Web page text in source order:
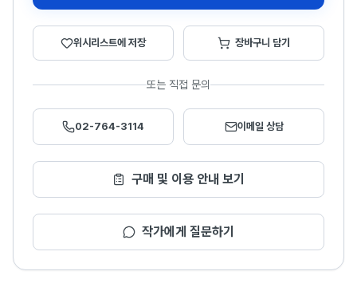
위시리스트에 저장 장바구니 담기
또는 직접 문의
02-764-3114 이메일 상담
구매 및 이용 안내 보기
작가에게 질문하기